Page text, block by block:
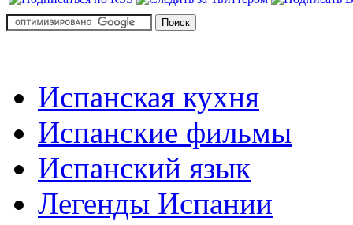
Испанская кухня
Испанские фильмы
Испанский язык
Легенды Испании